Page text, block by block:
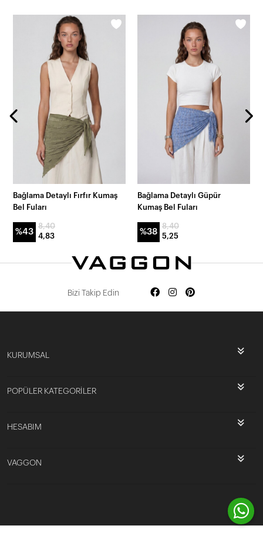
Bağlama Detaylı Fırfır Kumaş
Bel Fuları
%43
8,40
4,83
Bağlama Detaylı Güpür
Kumaş Bel Fuları
%38
8,40
5,25
Bizi Takip Edin
KURUMSAL
POPÜLER KATEGORİLER
HESABIM
VAGGON